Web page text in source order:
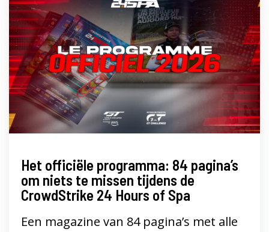
Het officiële programma: 84 pagina’s
om niets te missen tijdens de
CrowdStrike 24 Hours of Spa
Een magazine van 84 pagina’s met alle